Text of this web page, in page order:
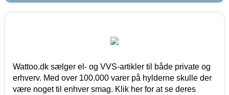
Wattoo.dk sælger el- og VVS-artikler til både private og
erhverv. Med over 100.000 varer på hylderne skulle der
være noget til enhver smag. Klik her for at se deres